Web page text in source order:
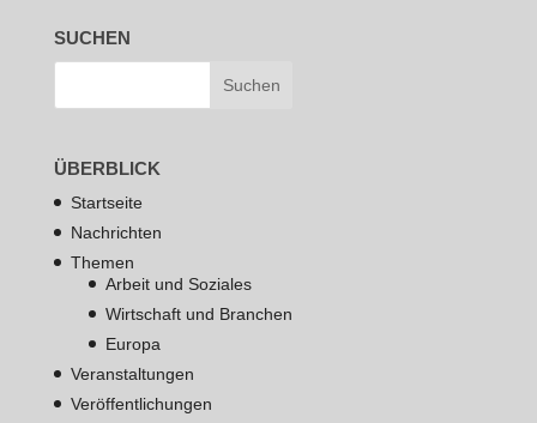
SUCHEN
ÜBERBLICK
Startseite
Nachrichten
Themen
Arbeit und Soziales
Wirtschaft und Branchen
Europa
Veranstaltungen
Veröffentlichungen